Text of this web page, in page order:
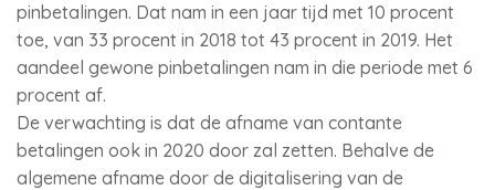
pinbetalingen. Dat nam in een jaar tijd met 10 procent
toe, van 33 procent in 2018 tot 43 procent in 2019. Het
aandeel gewone pinbetalingen nam in die periode met 6
procent af.
De verwachting is dat de afname van contante
betalingen ook in 2020 door zal zetten. Behalve de
algemene afname door de digitalisering van de